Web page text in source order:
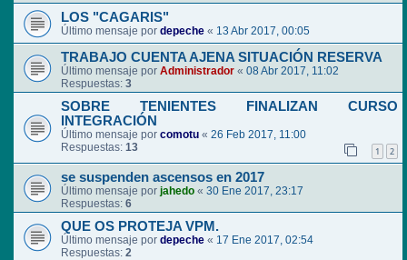
LOS "CAGARIS"
Último mensaje por depeche « 13 Abr 2017, 00:05
TRABAJO CUENTA AJENA SITUACIÓN RESERVA
Último mensaje por Administrador « 08 Abr 2017, 11:02
Respuestas: 3
SOBRE TENIENTES FINALIZAN CURSO
INTEGRACIÓN
Último mensaje por comotu « 26 Feb 2017, 11:00
Respuestas: 13 1 2
se suspenden ascensos en 2017
Último mensaje por jahedo « 30 Ene 2017, 23:17
Respuestas: 6
QUE OS PROTEJA VPM.
Último mensaje por depeche « 17 Ene 2017, 02:54
Respuestas: 2